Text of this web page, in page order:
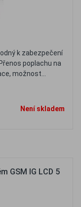
k zabezpečení
poplachu na
možnost...
Není skladem
GSM IG LCD 5